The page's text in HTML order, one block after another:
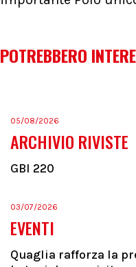
POTREBBERO
05/08/2026
ARCHIVIO RIVISTE
GBI 220
03/07/2026
EVENTI
Quaglia rafforza la